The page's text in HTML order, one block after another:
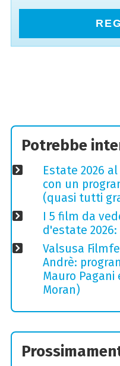
Potrebbe
Estate 2026
con un
(quasi tutti
I 5 film da
d'estate
Valsusa
Andrè:
Mauro Pagani
Moran)